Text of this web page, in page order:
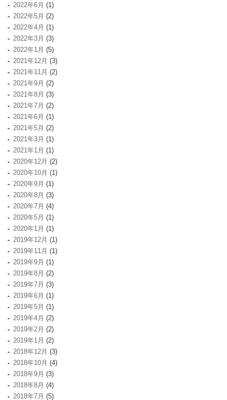
2022年6月 (1)
2022年5月 (2)
2022年4月 (1)
2022年3月 (3)
2022年1月 (5)
2021年12月 (3)
2021年11月 (2)
2021年9月 (2)
2021年8月 (3)
2021年7月 (2)
2021年6月 (1)
2021年5月 (2)
2021年3月 (1)
2021年1月 (1)
2020年12月 (2)
2020年10月 (1)
2020年9月 (1)
2020年8月 (3)
2020年7月 (4)
2020年5月 (1)
2020年1月 (1)
2019年12月 (1)
2019年11月 (1)
2019年9月 (1)
2019年8月 (2)
2019年7月 (3)
2019年6月 (1)
2019年5月 (1)
2019年4月 (2)
2019年2月 (2)
2019年1月 (2)
2018年12月 (3)
2018年10月 (4)
2018年9月 (3)
2018年8月 (4)
2018年7月 (5)